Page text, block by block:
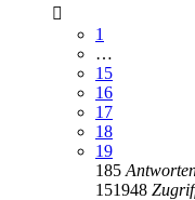
1
…
15
16
17
18
19
185
151948